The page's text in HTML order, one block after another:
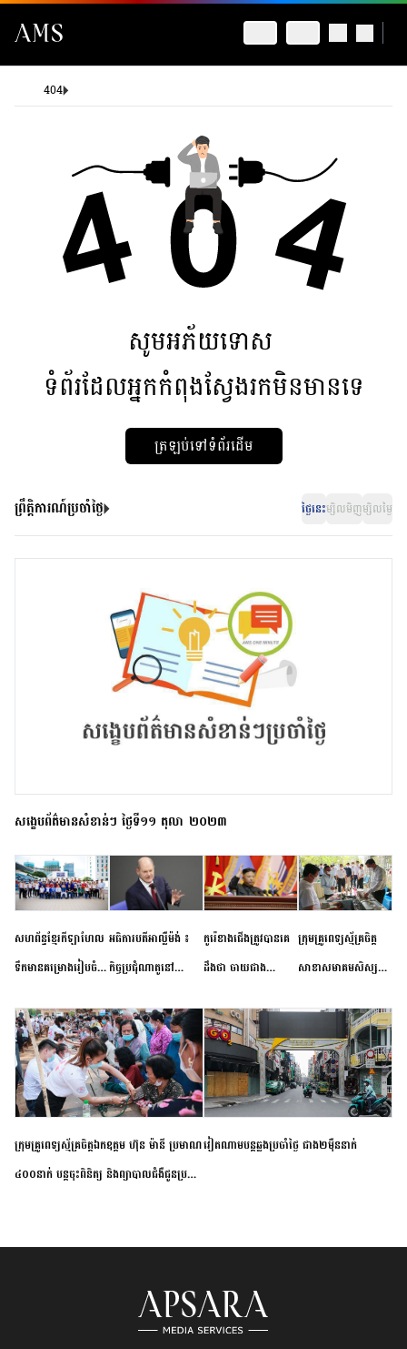
404
សូមអភ័យទោស
ទំព័រដែលអ្នកកំពុងស្វែងរកមិនមានទេ
ត្រឡប់ទៅទំព័រដើម
ព្រឹត្តិការណ៍ប្រចាំថ្ងៃ ថ្ងៃនេះម្សិលមិញម្សិលម្ងៃ
សង្ខេបព័ត៌មានសំខាន់ៗ ថ្ងៃទី១១ តុលា ២០២៣
សហព័ន្ធខ្មែរកីឡាហែល
ទឹកមានគម្រោងរៀបចំ
កម្រិតបឋម ដល់ឧត្តម
សិក្សានាពេលខាងមុខ
អធិការបតីអាល្លឺម៉ង់ ៖
កិច្ចប្រជុំណាតូនៅ
ខាងមុខនឹងបញ្ជូនសញ្ញា
នៃភាពស្អិតរមួត និង
ការប្តេជ្ញាចិត្ត
កូរ៉េខាងជើងត្រូវបានគេ
ដឹងថា ចាយជាង
អភិវឌ្ឍន៍នុយក្លេអ៊ែរ
ក្រុមគ្រូពេទ្យស្ម័គ្រចិត្ត
សាខាសមាគមសិស្ស
ខេត្តកំពង់ចាម ចុះពិនិត្យ
ពិគ្រោះជំងឺទូទៅ និងផ្តល់
ថ្នាំពេទ្យជូនប្រជាពលរដ្ឋ
រស់នៅសង្កាត់បឹងកុក
ក្រុមគ្រូពេទ្យស្ម័គ្រចិត្តឯកឧត្តម ហ៊ុន ម៉ានី ប្រមាណ
៤០០នាក់ បន្តចុះពិនិត្យ និងព្យាបាលជំងឺជូនប្រជា
វៀតណាម​បន្ត​ឆ្លង​ប្រចាំថ្ងៃ​ ​ជាង​២​ម៉ឺន​នាក់​